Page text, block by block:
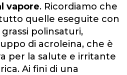
vapore. Ricordiamo che
quelle eseguite con
polinsaturi,
di acroleina, che è
per la salute e irritante
Ai fini di una